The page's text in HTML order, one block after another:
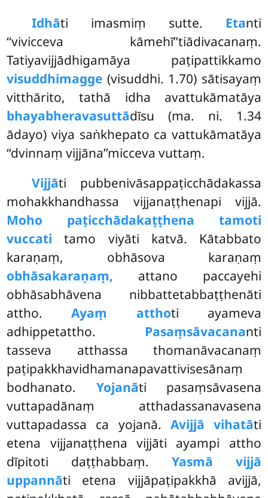
Idhāti imasmiṃ sutte. Etanti
‘‘vivicceva kāmehī’’tiādivacanaṃ.
Tatiyavijjādhigamāya paṭipattikkamo
visuddhimagge (visuddhi. 1.70) sātisayaṃ
vitthārito, tathā idha avattukāmatāya
bhayabheravasuttādīsu (ma. ni. 1.34
ādayo) viya saṅkhepato ca vattukāmatāya
‘‘dvinnaṃ vijjāna’’micceva vuttaṃ.
Vijjāti pubbenivāsappaṭicchādakassa
mohakkhandhassa vijjanaṭṭhenapi vijjā.
Moho paṭicchādakaṭṭhena tamoti
vuccati tamo viyāti katvā. Kātabbato
karaṇaṃ, obhāsova karaṇaṃ
obhāsakaraṇaṃ, attano paccayehi
obhāsabhāvena nibbattetabbaṭṭhenāti
attho.Ayaṃ atthoti ayameva
adhippetattho. Pasaṃsāvacananti
tasseva atthassa thomanāvacanaṃ
paṭipakkhavidhamanapavattivisesānaṃ
bodhanato. Yojanāti pasaṃsāvasena
vuttapadānaṃ atthadassanavasena
vuttapadassa ca yojanā. Avijjā vihatāti
etena vijjanaṭṭhena vijjāti ayampi attho
dīpitoti daṭṭhabbaṃ. Yasmā vijjā
uppannāti etena vijjāpaṭipakkhā avijjā,